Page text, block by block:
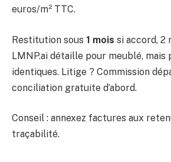
euros/m² TTC.
Restitution sous 1 mois si accord, 2
LMNP.ai détaille pour meublé, mais
identiques. Litige ? Commission
conciliation gratuite d’abord.
Conseil : annexez factures aux
traçabilité.